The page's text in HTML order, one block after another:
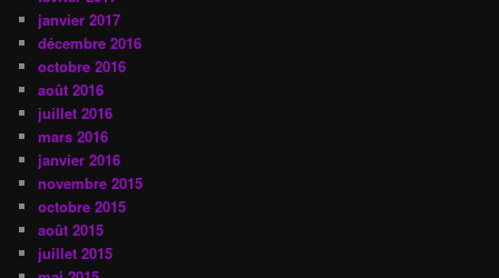
janvier 2017
décembre 2016
octobre 2016
août 2016
juillet 2016
mars 2016
janvier 2016
novembre 2015
octobre 2015
août 2015
juillet 2015